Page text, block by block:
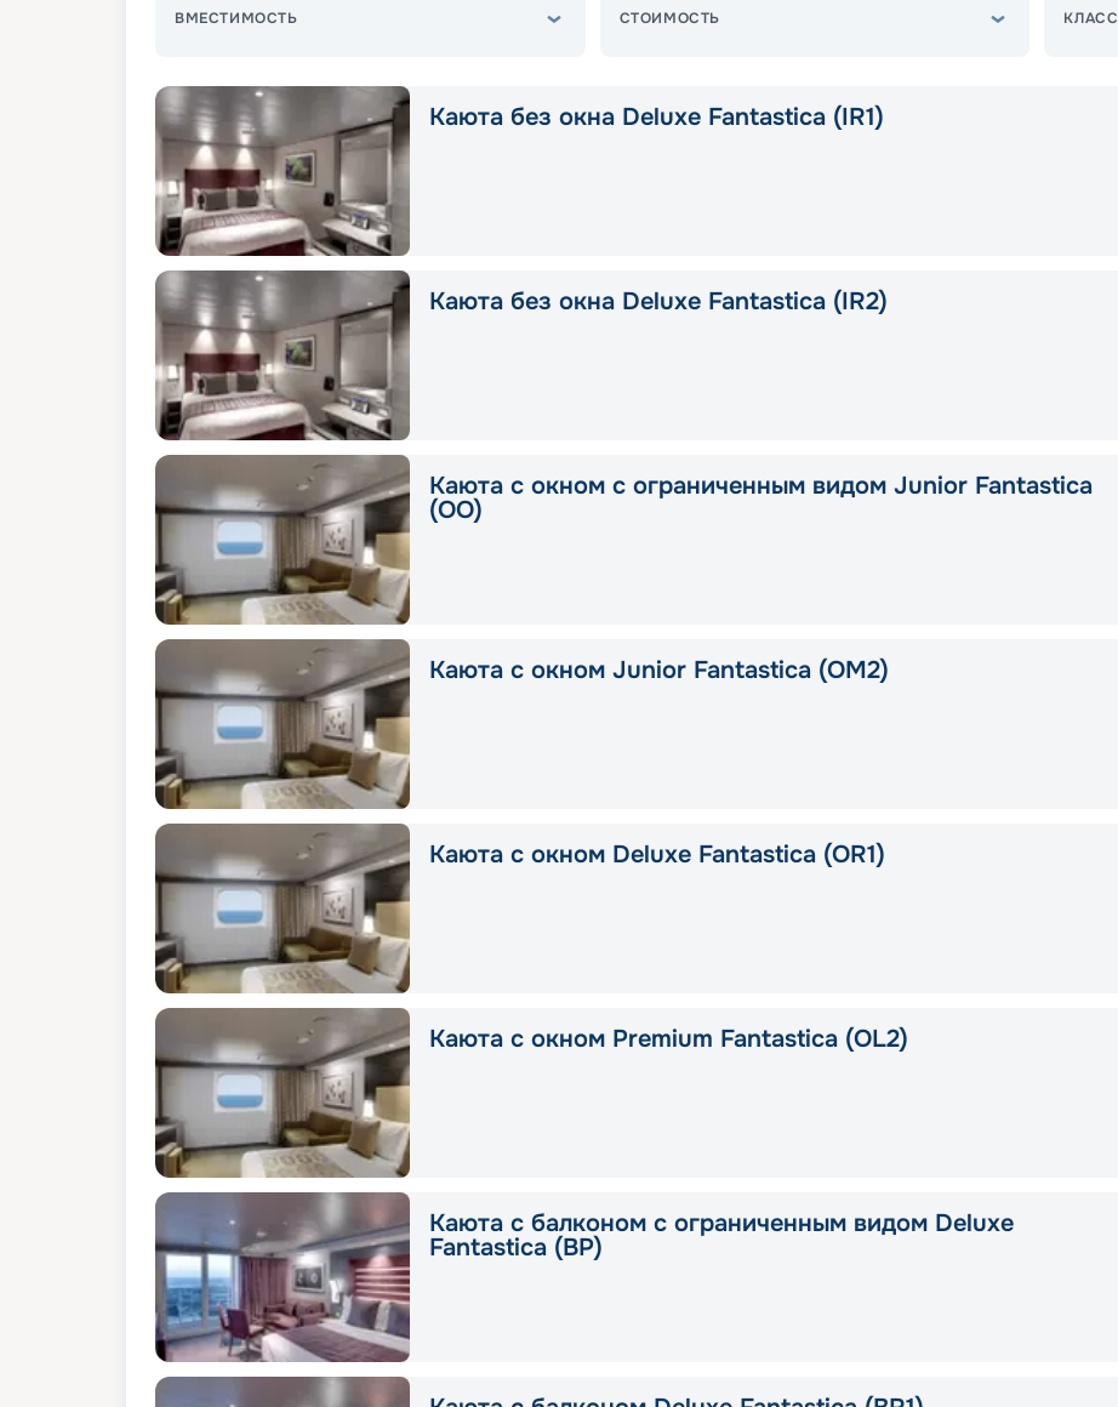
ВМЕСТИМОСТЬ СТОИМОСТЬ КЛАСС
Каюта без окна Deluxe Fantastica (IR1)
Каюта без окна Deluxe Fantastica (IR2)
Каюта с окном с ограниченным видом Junior Fantastica
(OO)
Каюта с окном Junior Fantastica (OM2)
Каюта с окном Deluxe Fantastica (OR1)
Каюта с окном Premium Fantastica (OL2)
Каюта с балконом с ограниченным видом Deluxe
Fantastica (BP)